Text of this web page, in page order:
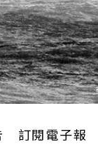
訂閱電子報